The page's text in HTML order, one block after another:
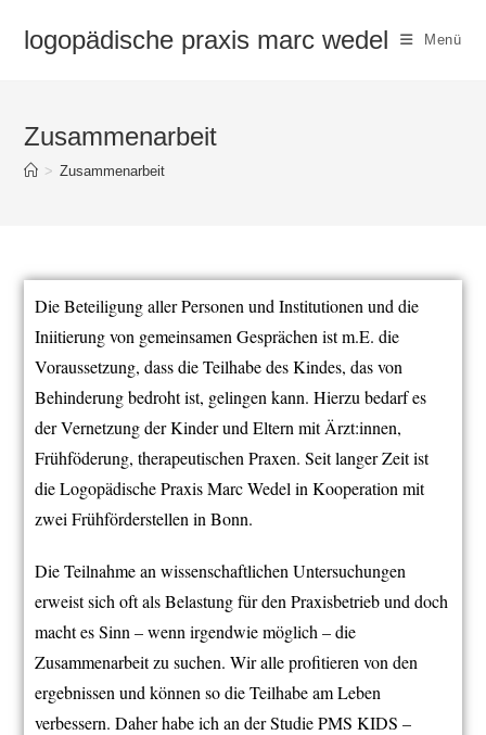
logopädische praxis marc wedel Menü
Zusammenarbeit
> Zusammenarbeit
Die Beteiligung aller Personen und Institutionen und die
Iniitierung von gemeinsamen Gesprächen ist m.E. die
Voraussetzung, dass die Teilhabe des Kindes, das von
Behinderung bedroht ist, gelingen kann. Hierzu bedarf es
der Vernetzung der Kinder und Eltern mit Ärzt:innen,
Frühföderung, therapeutischen Praxen. Seit langer Zeit ist
die Logopädische Praxis Marc Wedel in Kooperation mit
zwei Frühförderstellen in Bonn.
Die Teilnahme an wissenschaftlichen Untersuchungen
erweist sich oft als Belastung für den Praxisbetrieb und doch
macht es Sinn – wenn irgendwie möglich – die
Zusammenarbeit zu suchen. Wir alle profitieren von den
ergebnissen und können so die Teilhabe am Leben
verbessern. Daher habe ich an der StudiePMS KIDS –